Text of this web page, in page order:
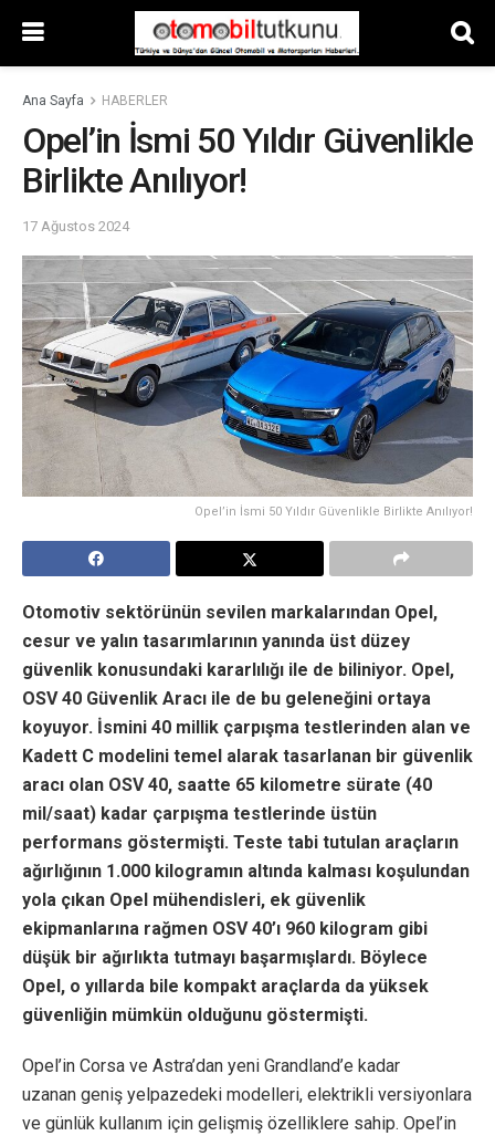
Ana Sayfa HABERLER
Opel’in İsmi 50 Yıldır Güvenlikle
Birlikte Anılıyor!
17 Ağustos 2024
Opel’in İsmi 50 Yıldır Güvenlikle Birlikte Anılıyor!
Otomotiv sektörünün sevilen markalarından Opel,
cesur ve yalın tasarımlarının yanında üst düzey
güvenlik konusundaki kararlılığı ile de biliniyor. Opel,
OSV 40 Güvenlik Aracı ile de bu geleneğini ortaya
koyuyor. İsmini 40 millik çarpışma testlerinden alan ve
Kadett C modelini temel alarak tasarlanan bir güvenlik
aracı olan OSV 40, saatte 65 kilometre sürate (40
mil/saat) kadar çarpışma testlerinde üstün
performans göstermişti. Teste tabi tutulan araçların
ağırlığının 1.000 kilogramın altında kalması koşulundan
yola çıkan Opel mühendisleri, ek güvenlik
ekipmanlarına rağmen OSV 40’ı 960 kilogram gibi
düşük bir ağırlıkta tutmayı başarmışlardı. Böylece
Opel, o yıllarda bile kompakt araçlarda da yüksek
güvenliğin mümkün olduğunu göstermişti.
Opel’in Corsa ve Astra’dan yeni Grandland’e kadar
uzanan geniş yelpazedeki modelleri, elektrikli versiyonlara
ve günlük kullanım için gelişmiş özelliklere sahip. Opel’in